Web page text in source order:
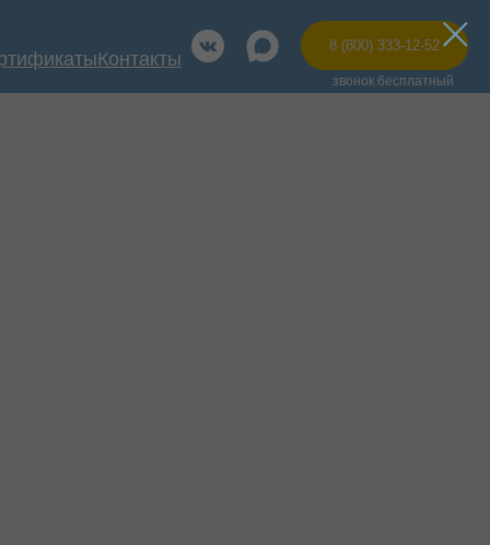
Контакты
звонок бесплатный
8 (800) 333-12-52